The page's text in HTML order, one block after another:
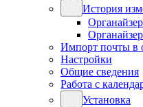
История
Импорт почты в
Настройки
Общие сведения
Работа с
Установка